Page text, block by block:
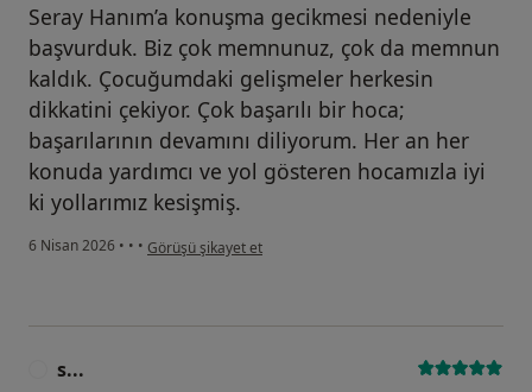
Seray Hanım’a konuşma gecikmesi nedeniyle
başvurduk. Biz çok memnunuz, çok da memnun
kaldık. Çocuğumdaki gelişmeler herkesin
dikkatini çekiyor. Çok başarılı bir hoca;
başarılarının devamını diliyorum. Her an her
konuda yardımcı ve yol gösteren hocamızla iyi
ki yollarımız kesişmiş.
6 Nisan 2026 • • • kullanıcının görüşüne göre s...
Görüşü şikayet et
s...